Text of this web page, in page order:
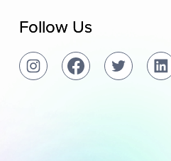
Follow Us